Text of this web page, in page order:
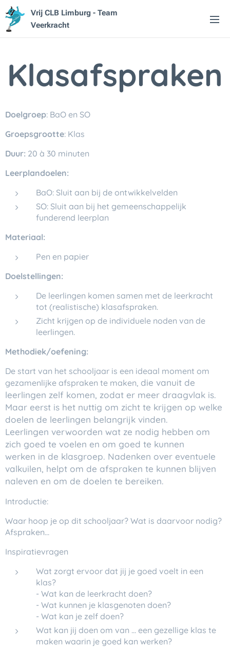
Vrij CLB Limburg - Team
Veerkracht
Klasafspraken
Doelgroep: BaO en SO
Groepsgrootte: Klas
Duur: 20 à 30 minuten
Leerplandoelen:
BaO: Sluit aan bij de ontwikkelvelden
SO: Sluit aan bij het gemeenschappelijk
funderend leerplan
Materiaal:
Pen en papier
Doelstellingen:
De leerlingen komen samen met de leerkracht
tot (realistische) klasafspraken.
Zicht krijgen op de individuele noden van de
leerlingen.
Methodiek/oefening:
De start van het schooljaar is een ideaal moment om
gezamenlijke afspraken te maken, die vanuit de
leerlingen zelf komen, zodat er meer draagvlak is.
Maar eerst is het nuttig om zicht te krijgen op welke
doelen de leerlingen belangrijk vinden.
Leerlingen verwoorden wat ze nodig hebben om
zich goed te voelen en om goed te kunnen
werken in de klasgroep. Nadenken over eventuele
valkuilen, helpt om de afspraken te kunnen blijven
naleven en om de doelen te bereiken.
Introductie:
Waar hoop je op dit schooljaar? Wat is daarvoor nodig?
Afspraken...
Inspiratievragen
Wat zorgt ervoor dat jij je goed voelt in een
klas?
- Wat kan de leerkracht doen?
- Wat kunnen je klasgenoten doen?
- Wat kan je zelf doen?
Wat kan jij doen om van ... een gezellige klas te
maken waarin je goed kan werken?